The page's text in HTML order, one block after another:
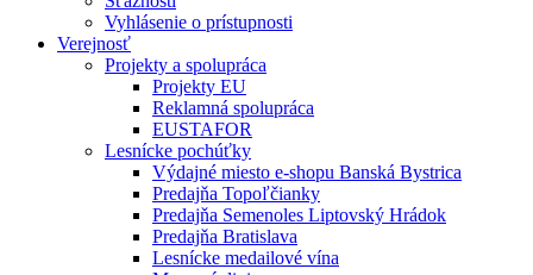
Vyhlásenie o prístupnosti
Verejnosť
Projekty a spolupráca
Projekty EU
Reklamná spolupráca
EUSTAFOR
Lesnícke pochúťky
Výdajné miesto e-shopu Banská Bystrica
Predajňa Topoľčianky
Predajňa Semenoles Liptovský Hrádok
Predajňa Bratislava
Lesnícke medailové vína